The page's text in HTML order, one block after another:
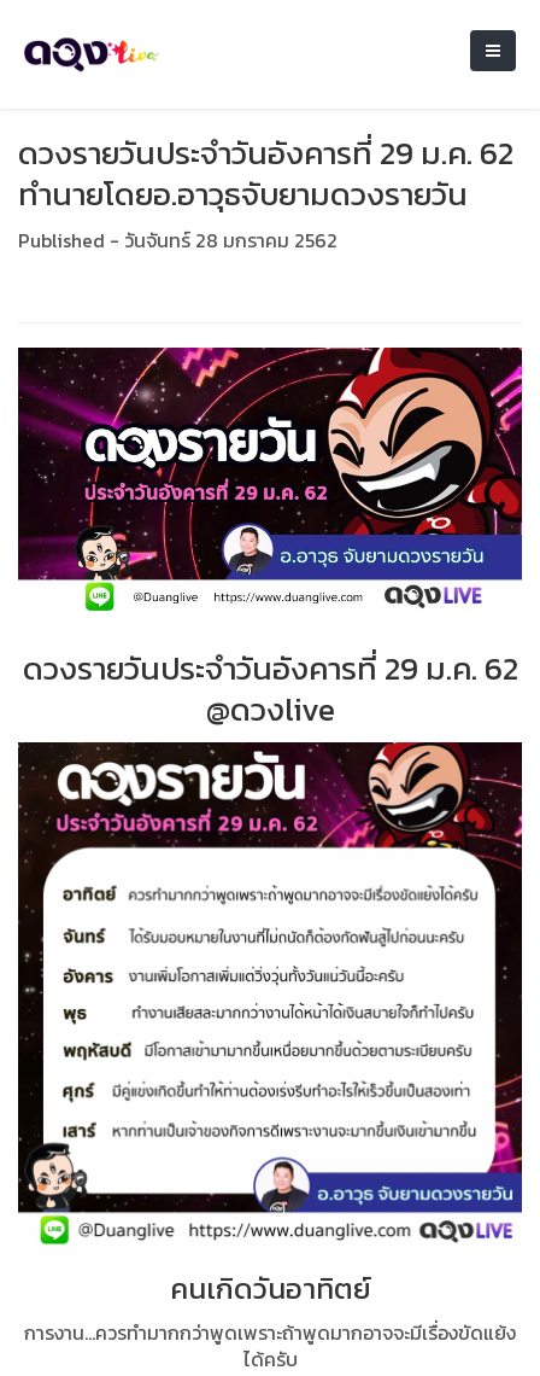
ดวงรายวันประจำวันอังคารที่ 29 ม.ค. 62
ทำนายโดยอ.อาวุธจับยามดวงรายวัน
Published - วันจันทร์ 28 มกราคม 2562
ดวงรายวันประจำวันอังคารที่ 29 ม.ค. 62
@ดวงlive
คนเกิดวันอาทิตย์
การงาน...ควรทำมากกว่าพูดเพราะถ้าพูดมากอาจจะมีเรื่องขัดแย้ง
ได้ครับ